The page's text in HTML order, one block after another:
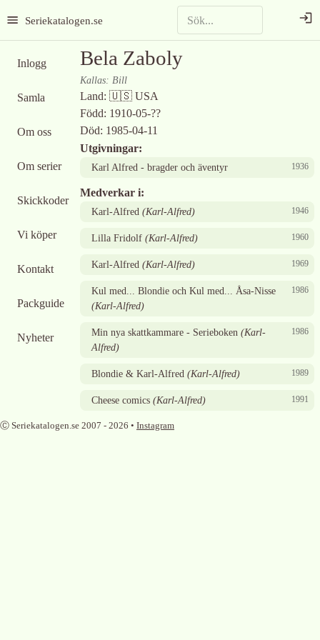
Seriekatalogen.se
Inlogg
Samla
Om oss
Om serier
Skickkoder
Vi köper
Kontakt
Packguide
Nyheter
Bela Zaboly
Kallas: Bill
Land: 🇺🇸 USA
Född: 1910-05-??
Död: 1985-04-11
Utgivningar:
Karl Alfred - bragder och äventyr 1936
Medverkar i:
Karl-Alfred (Karl-Alfred) 1946
Lilla Fridolf (Karl-Alfred) 1960
Karl-Alfred (Karl-Alfred) 1969
Kul med... Blondie och Kul med... Åsa-Nisse
(Karl-Alfred)
1986
Min nya skattkammare - Serieboken (Karl-
Alfred)
1986
Blondie & Karl-Alfred (Karl-Alfred) 1989
Cheese comics (Karl-Alfred) 1991
Ⓒ Seriekatalogen.se 2007 - 2026 • Instagram